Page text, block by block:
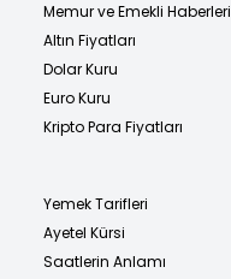
Memur ve Emekli Haberleri
Altın Fiyatları
Dolar Kuru
Euro Kuru
Kripto Para Fiyatları
Yemek Tarifleri
Ayetel Kürsi
Saatlerin Anlamı